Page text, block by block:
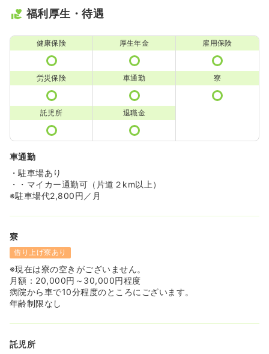
福利厚生・待遇
健康保険 厚生年金 雇用保険
労災保険 車通勤 寮
託児所 退職金
車通勤
・駐車場あり
・・マイカー通勤可（片道２km以上）
※駐車場代2,800円／月
寮
借り上げ寮あり
※現在は寮の空きがございません。
月額：20,000円～30,000円程度
病院から車で10分程度のところにございます。
年齢制限なし
託児所